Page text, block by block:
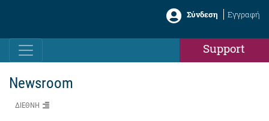
Σύνδεση Εγγραφή
Support
Newsroom
ΔΙΕΘΝΗ